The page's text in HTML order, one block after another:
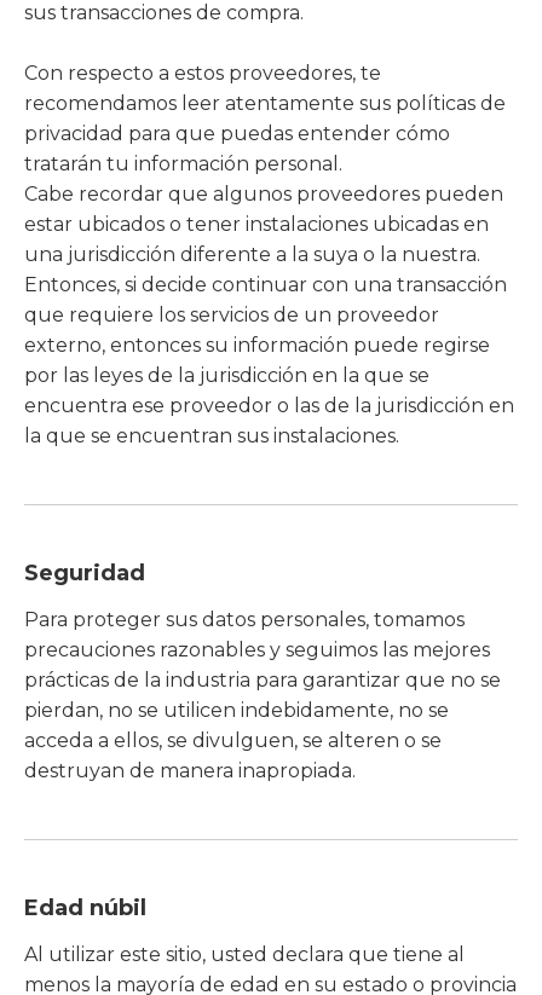
sus transacciones de compra.
Con respecto a estos proveedores, te
recomendamos leer atentamente sus políticas de
privacidad para que puedas entender cómo
tratarán tu información personal.
Cabe recordar que algunos proveedores pueden
estar ubicados o tener instalaciones ubicadas en
una jurisdicción diferente a la suya o la nuestra.
Entonces, si decide continuar con una transacción
que requiere los servicios de un proveedor
externo, entonces su información puede regirse
por las leyes de la jurisdicción en la que se
encuentra ese proveedor o las de la jurisdicción en
la que se encuentran sus instalaciones.
Seguridad
Para proteger sus datos personales, tomamos
precauciones razonables y seguimos las mejores
prácticas de la industria para garantizar que no se
pierdan, no se utilicen indebidamente, no se
acceda a ellos, se divulguen, se alteren o se
destruyan de manera inapropiada.
Edad núbil
Al utilizar este sitio, usted declara que tiene al
menos la mayoría de edad en su estado o provincia